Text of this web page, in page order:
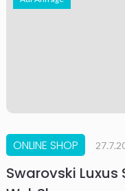
ONLINE SHOP
Swarovski